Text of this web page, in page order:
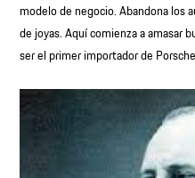
modelo de negocio. Abandona los
de joyas. Aquí comienza a amasar
ser el primer importador de